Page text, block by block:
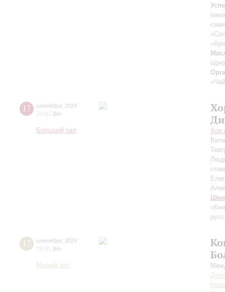
17 сентября 2024
20:00 Вт
Большой зал
Хор
17 сентября 2024
19:00 Вт
Малый зал